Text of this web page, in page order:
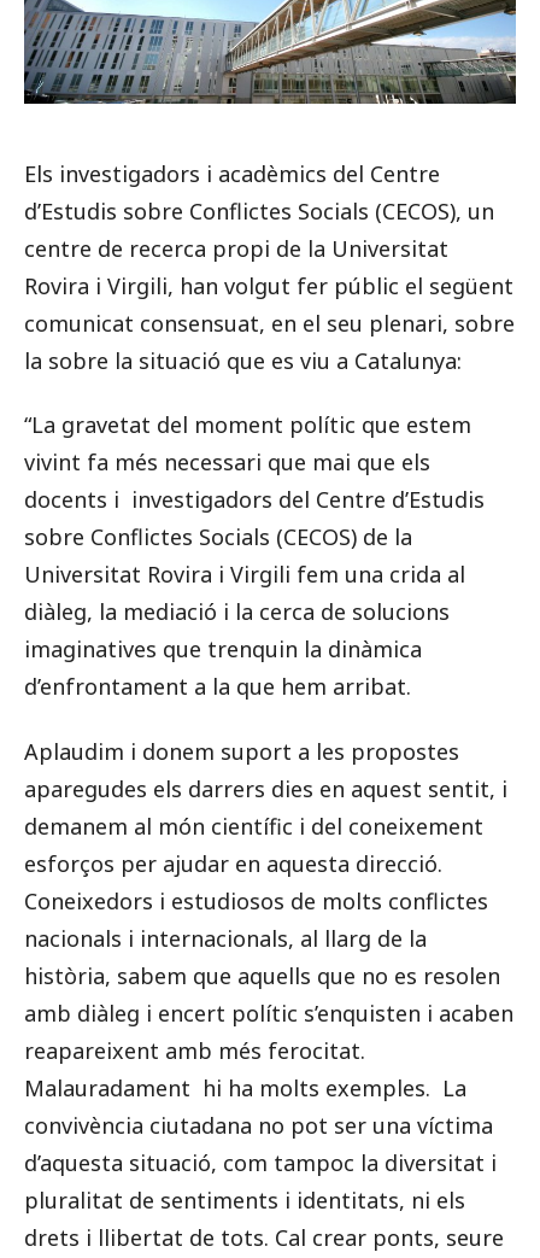
Els investigadors i acadèmics del Centre
d’Estudis sobre Conflictes Socials (CECOS), un
centre de recerca propi de la Universitat
Rovira i Virgili, han volgut fer públic el següent
comunicat consensuat, en el seu plenari, sobre
la sobre la situació que es viu a Catalunya:
“La gravetat del moment polític que estem
vivint fa més necessari que mai que els
docents i investigadors del Centre d’Estudis
sobre Conflictes Socials (CECOS) de la
Universitat Rovira i Virgili fem una crida al
diàleg, la mediació i la cerca de solucions
imaginatives que trenquin la dinàmica
d’enfrontament a la que hem arribat.
Aplaudim i donem suport a les propostes
aparegudes els darrers dies en aquest sentit, i
demanem al món científic i del coneixement
esforços per ajudar en aquesta direcció.
Coneixedors i estudiosos de molts conflictes
nacionals i internacionals, al llarg de la
història, sabem que aquells que no es resolen
amb diàleg i encert polític s’enquisten i acaben
reapareixent amb més ferocitat.
Malauradament hi ha molts exemples. La
convivència ciutadana no pot ser una víctima
d’aquesta situació, com tampoc la diversitat i
pluralitat de sentiments i identitats, ni els
drets i llibertat de tots. Cal crear ponts, seure